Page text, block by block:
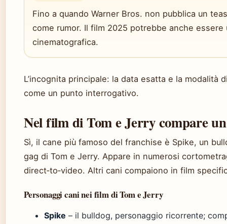
Fino a quando Warner Bros. non pubblica un
come rumor. Il film 2025 potrebbe anche essere
cinematografica.
L’incognita principale: la data esatta e la modalità
come un punto interrogativo.
Nel film di Tom e Jerry compare
Sì, il cane più famoso del franchise è Spike, un
gag di Tom e Jerry. Appare in numerosi
direct‑to‑video. Altri cani compaiono in film
Personaggi cani nei film di Tom e Jerry
Spike – il bulldog, personaggio ricorrente;